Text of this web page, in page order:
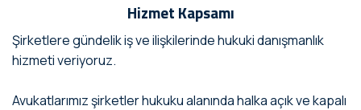
Hizmet Kapsamı
Şirketlere gündelik iş ve ilişkilerinde hukuki danışmanlık
hizmeti veriyoruz.
Avukatlarımız şirketler hukuku alanında halka açık ve kapalı